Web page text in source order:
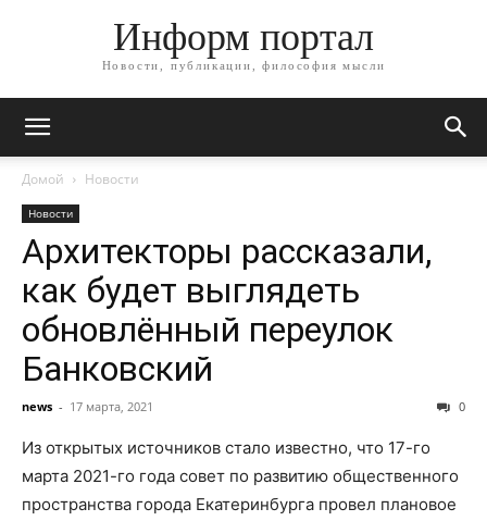
Информ портал
Новости, публикации, философия мысли
Домой Новости
Новости
Архитекторы рассказали,
как будет выглядеть
обновлённый переулок
Банковский
news - 17 марта, 2021 0
Из открытых источников стало известно, что 17-го
марта 2021-го года совет по развитию общественного
пространства города Екатеринбурга провел плановое